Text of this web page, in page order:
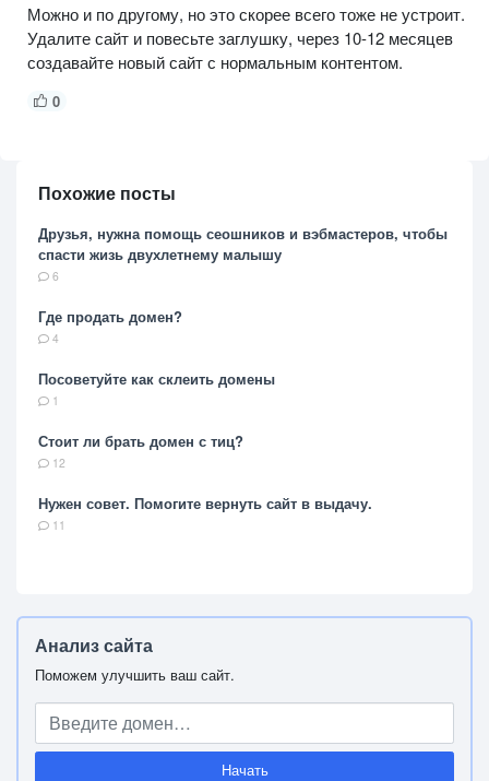
Можно и по другому, но это скорее всего тоже не устроит.
Удалите сайт и повесьте заглушку, через 10-12 месяцев
создавайте новый сайт с нормальным контентом.
0
Похожие посты
Друзья, нужна помощь сеошников и вэбмастеров, чтобы
спасти жизь двухлетнему малышу
6
Где продать домен?
4
Посоветуйте как склеить домены
1
Стоит ли брать домен с тиц?
12
Нужен совет. Помогите вернуть сайт в выдачу.
11
Анализ сайта
Поможем улучшить ваш сайт.
Начать